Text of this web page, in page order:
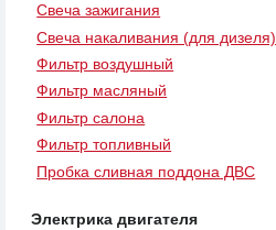
Свеча зажигания
Свеча накаливания (для дизеля)
Фильтр воздушный
Фильтр масляный
Фильтр салона
Фильтр топливный
Пробка сливная поддона ДВС
Электрика двигателя